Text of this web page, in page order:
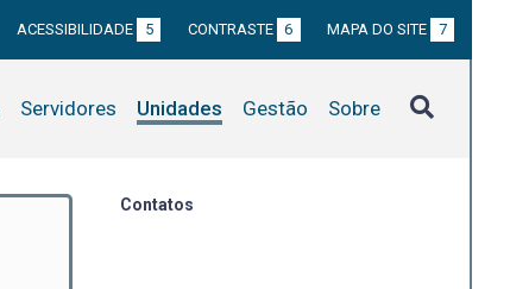
ACESSIBILIDADE 5 CONTRASTE 6 MAPA DO SITE 7
Servidores Unidades Gestão Sobre
Contatos